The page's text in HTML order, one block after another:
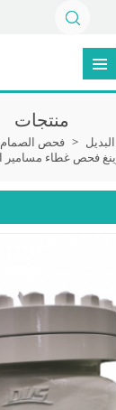
منتجات
فحص الصمام >